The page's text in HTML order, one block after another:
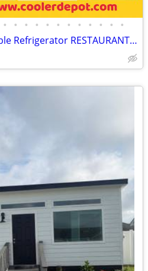
• • • • • • • • • • • •
Salad Sandwich Prep Table Refrigerator RESTAURANT EQUIPMENT